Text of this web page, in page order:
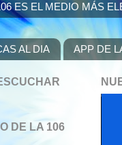
ES EL MEDIO MÁS
AL DIA APP DE
DE LA 106